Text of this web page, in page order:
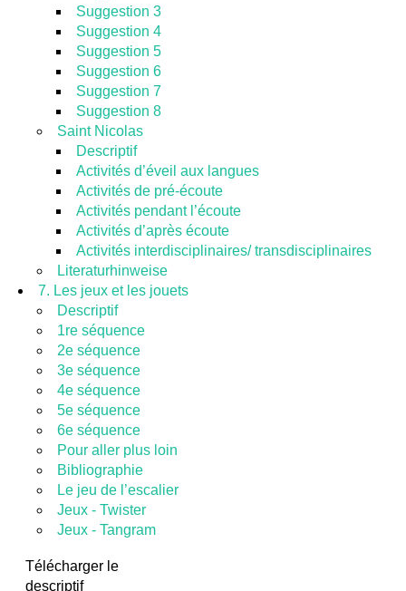
Suggestion 3
Suggestion 4
Suggestion 5
Suggestion 6
Suggestion 7
Suggestion 8
Saint Nicolas
Descriptif
Activités d’éveil aux langues
Activités de pré-écoute
Activités pendant l’écoute
Activités d’après écoute
Activités interdisciplinaires/ transdisciplinaires
Literaturhinweise
7. Les jeux et les jouets
Descriptif
1re séquence
2e séquence
3e séquence
4e séquence
5e séquence
6e séquence
Pour aller plus loin
Bibliographie
Le jeu de l’escalier
Jeux - Twister
Jeux - Tangram
Télécharger le
descriptif